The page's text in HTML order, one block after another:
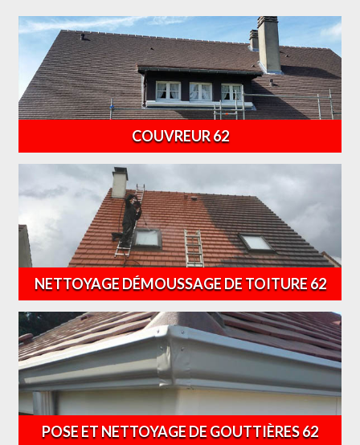
COUVREUR 62
NETTOYAGE DÉMOUSSAGE DE TOITURE 62
POSE ET NETTOYAGE DE GOUTTIÈRES 62